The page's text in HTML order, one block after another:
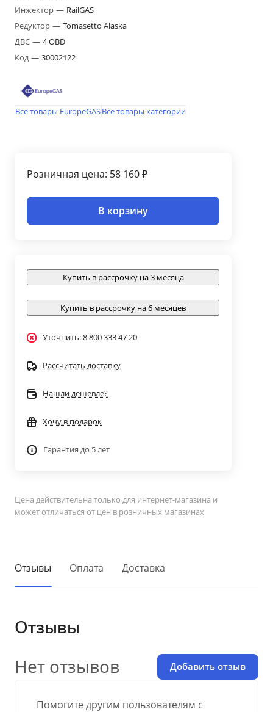
Инжектор — RailGAS
Редуктор — Tomasetto Alaska
ДВС — 4 OBD
Код— 30002122
Все товары EuropeGASВсе товары категории
Розничная цена: 58 160 ₽
В корзину
Купить в рассрочку на 3 месяца
Купить в рассрочку на 6 месяцев
Уточнить: 8 800 333 47 20
Рассчитать доставку
Нашли дешевле?
Хочу в подарок
Гарантия до 5 лет
Цена действительна только для интернет-магазина и
может отличаться от цен в розничных магазинах
Отзывы Оплата Доставка
Отзывы
Помогите другим пользователям с
Нет отзывов Добавить отзыв